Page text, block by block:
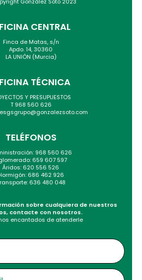
CENTRAL
Finca de Matas, s/n
Apdo. 14, 30360
LA UNIÓN (Murcia)
TÉCNICA
Y PRESUPUESTOS
T 968 560 626
TELÉFONOS
968 560 626
659 607 597
Áridos: 620 556 526
686 462 926
636 480 048
sobre cualquiera de nuestros
contacte con nosotros.
encantados de atenderle